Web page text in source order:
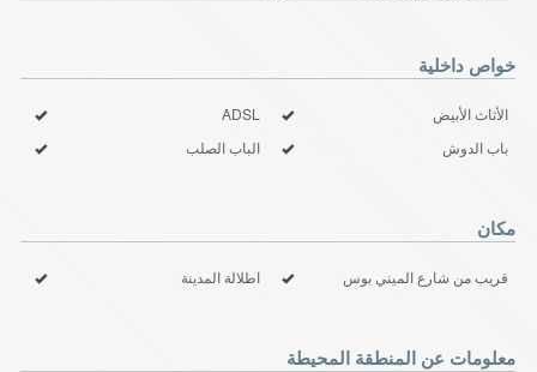
خواص داخلية
ADSL
الأثاث الأبيض
الباب الصلب
باب الدوش
مكان
اطلالة المدينة قريب من شارع الميني بوس
معلومات عن المنطقة المحيطة